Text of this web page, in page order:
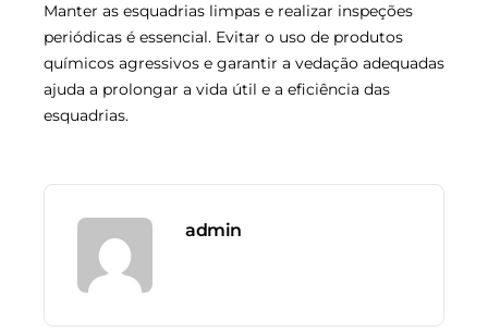
Manter as esquadrias limpas e realizar inspeções
periódicas é essencial. Evitar o uso de produtos
químicos agressivos e garantir a vedação adequadas
ajuda a prolongar a vida útil e a eficiência das
esquadrias.
admin